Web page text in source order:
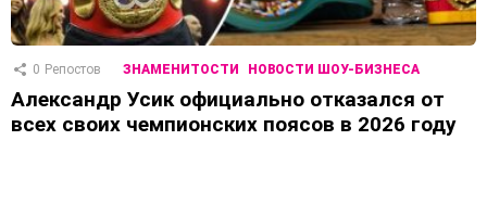
0 Репостов ЗНАМЕНИТОСТИ НОВОСТИ ШОУ-БИЗНЕСА
Александр Усик официально отказался от
всех своих чемпионских поясов в 2026 году